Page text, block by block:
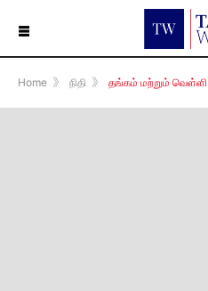
☰
Home 》 நிதி 》 தங்கம் மற்றும் வெள்ளி